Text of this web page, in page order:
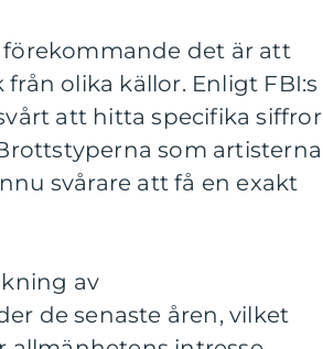
det är att
olika källor. Enligt FBI:s
att hitta specifika siffror
som artisterna
svårare att få en exakt
av
de senaste åren, vilket